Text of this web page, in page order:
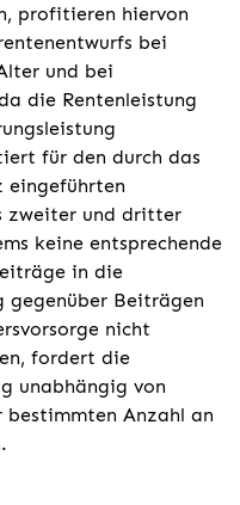
profitieren hiervon
bei
und bei
die Rentenleistung
für den durch das
eingeführten
zweiter und dritter
keine entsprechende
in die
gegenüber Beiträgen
nicht
fordert die
unabhängig von
bestimmten Anzahl an